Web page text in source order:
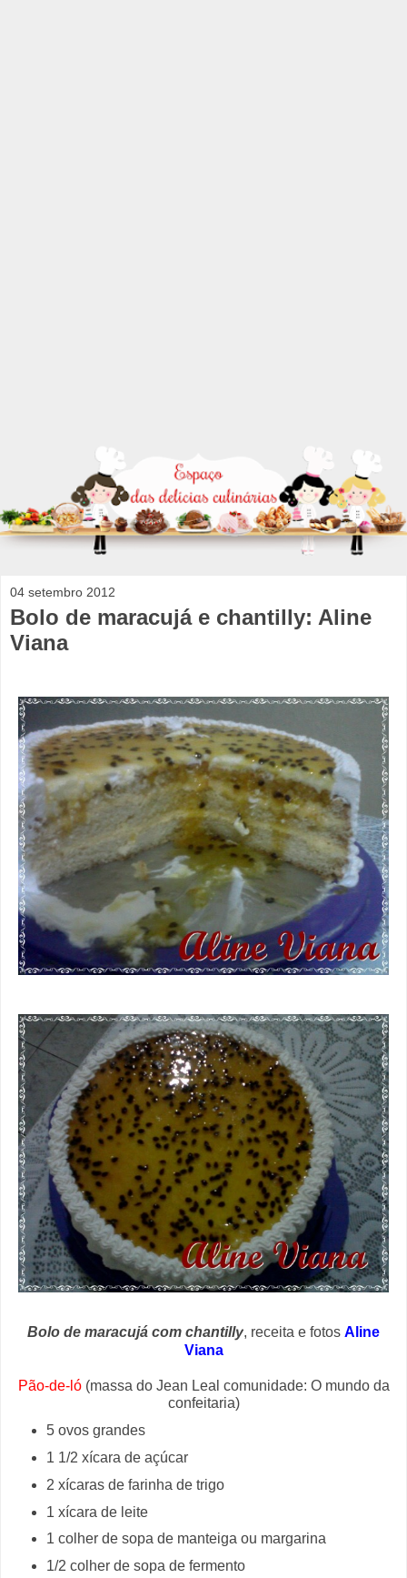
04 setembro 2012
Bolo de maracujá e chantilly: Aline
Viana
Bolo de maracujá com chantilly, receita e fotos Aline
Viana
Pão-de-ló(massa do Jean Leal comunidade: O mundo da
confeitaria)
5 ovos grandes
1 1/2 xícara de açúcar
2 xícaras de farinha de trigo
1 xícara de leite
1 colher de sopa de manteiga ou margarina
1/2 colher de sopa de fermento